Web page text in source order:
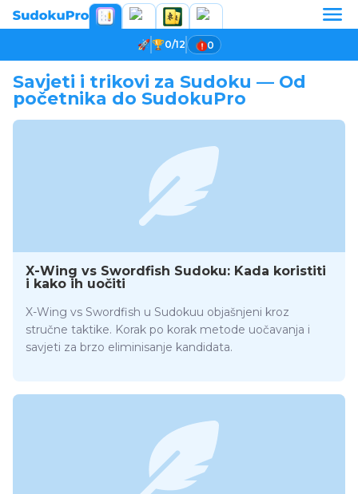
0/12 0
Savjeti i trikovi za Sudoku — Od
početnika do SudokuPro
X-Wing vs Swordfish Sudoku: Kada koristiti
i kako ih uočiti
X-Wing vs Swordfish u Sudokuu objašnjeni kroz
stručne taktike. Korak po korak metode uočavanja i
savjeti za brzo eliminisanje kandidata.